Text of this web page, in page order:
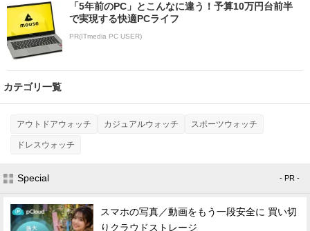
「5年前のPC」とこんなに違う！予算10万円台前半
で実現する快適PCライフ
PR(ITmedia PC USER)
カテゴリ一覧
アウトドアウォッチ カジュアルウォッチ スポーツウォッチ
ドレスウォッチ
Special - PR -
スマホの写真／動画をもう一段安全に 買い切
りクラウドストレージ